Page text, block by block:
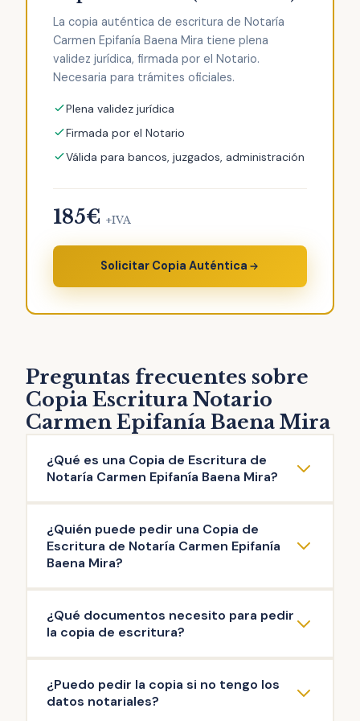
La copia auténtica de escritura de Notaría
Carmen Epifanía Baena Mira tiene plena
validez jurídica, firmada por el Notario.
Necesaria para trámites oficiales.
Plena validez jurídica
Firmada por el Notario
Válida para bancos, juzgados, administración
185€ +IVA
Solicitar Copia Auténtica
Preguntas frecuentes sobre
Copia Escritura Notario
Carmen Epifanía Baena Mira
¿Qué es una Copia de Escritura de
Notaría Carmen Epifanía Baena Mira?
Epifanía Baena Mira es una reproducción
literal del contenido de una escritura original
público firmado en esta Notaría: escritura de
compraventa, de hipoteca, testamento,
herencia, poder de representación,
escrituras de operaciones societarias, entre
otras.
¿Quién puede pedir una Copia de
Escritura de Notaría Carmen Epifanía
Baena Mira?
Notaría Carmen Epifanía Baena Mira las
personas que intervinieron en la misma, así
como aquellas que acrediten un interés
legítimo (ej: herederos del propietario). Es el
Notario quien decide si existe interés legítimo
¿Qué documentos necesito para pedir
la copia de escritura?
trámite de copia de escritura de Notaría
Carmen Epifanía Baena Mira es: copia de tu
¿Puedo pedir la copia si no tengo los
datos notariales?